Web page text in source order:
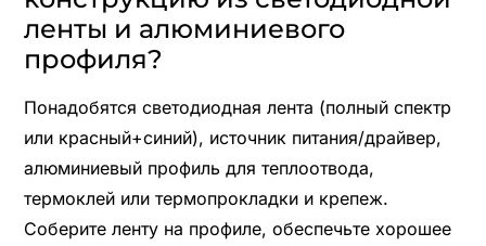
ленты и алюминиевого
профиля?
Понадобятся светодиодная лента (полный спектр
или красный+синий), источник питания/драйвер,
алюминиевый профиль для теплоотвода,
термоклей или термопрокладки и крепеж.
Соберите ленту на профиле, обеспечьте хорошее